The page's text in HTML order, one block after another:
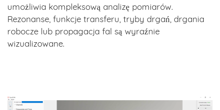
umożliwia kompleksową analizę pomiarów.
Rezonanse, funkcje transferu, tryby drgań, drgania
robocze lub propagacja fal są wyraźnie
wizualizowane.